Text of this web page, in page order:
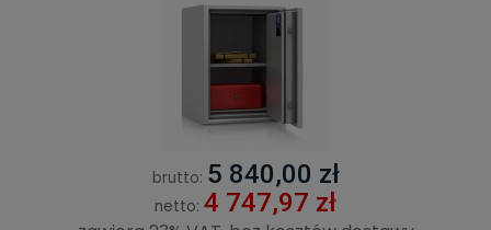
brutto: 5 840,00 zł
netto: 4 747,97 zł